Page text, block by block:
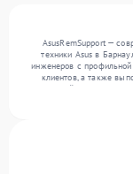
AsusRemSupport —
техники Asus в
инженеров с
клиентов, а также
сервисный центр
различного уровня